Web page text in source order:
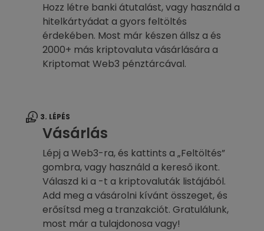
Hozz létre banki átutalást, vagy használd a
hitelkártyádat a gyors feltöltés
érdekében. Most már készen állsz a és
2000+ más kriptovaluta vásárlására a
Kriptomat Web3 pénztárcával.
3. LÉPÉS
Vásárlás
Lépj a Web3-ra, és kattints a „Feltöltés”
gombra, vagy használd a kereső ikont.
Válaszd ki a -t a kriptovaluták listájából.
Add meg a vásárolni kívánt összeget, és
erősítsd meg a tranzakciót. Gratulálunk,
most már a tulajdonosa vagy!